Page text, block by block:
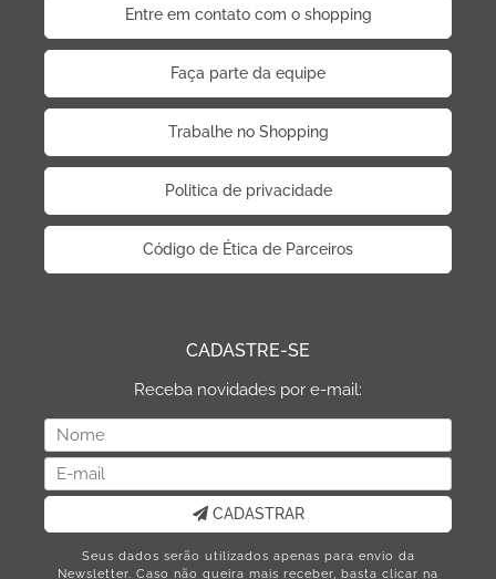
Entre em contato com o shopping
Faça parte da equipe
Trabalhe no Shopping
Politica de privacidade
Código de Ética de Parceiros
CADASTRE-SE
Receba novidades por e-mail:
CADASTRAR
Seus dados serão utilizados apenas para envio da
Newsletter. Caso não queira mais receber, basta clicar na